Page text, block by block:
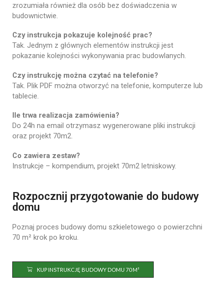
zrozumiała również dla osób bez doświadczenia w
budownictwie.
Czy instrukcja pokazuje kolejność prac?
Tak. Jednym z głównych elementów instrukcji jest
pokazanie kolejności wykonywania prac budowlanych.
Czy instrukcję można czytać na telefonie?
Tak. Plik PDF można otworzyć na telefonie, komputerze lub
tablecie.
Ile trwa realizacja zamówienia?
Do 24h na email otrzymasz wygenerowane pliki instrukcji
oraz projekt 70m2.
Co zawiera zestaw?
Instrukcje – kompendium, projekt 70m2 letniskowy.
Rozpocznij przygotowanie do budowy
domu
Poznaj proces budowy domu szkieletowego o powierzchni
70 m² krok po kroku.
KUP INSTRUKCJĘ BUDOWY DOMU 70 M²